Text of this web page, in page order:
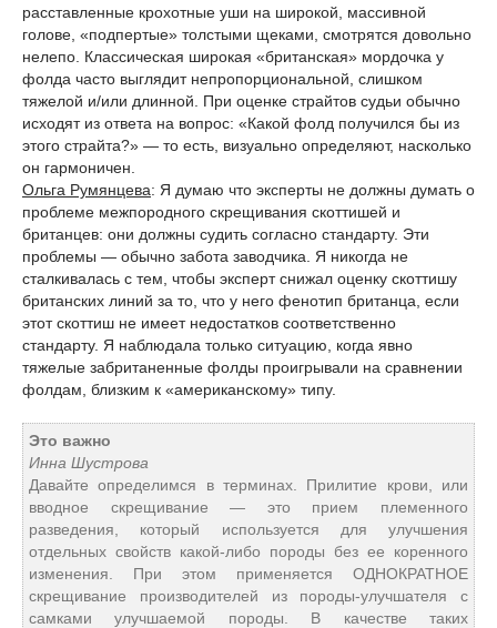
расставленные крохотные уши на широкой, массивной
голове, «подпертые» толстыми щеками, смотрятся довольно
нелепо. Классическая широкая «британская» мордочка у
фолда часто выглядит непропорциональной, слишком
тяжелой и/или длинной. При оценке страйтов судьи обычно
исходят из ответа на вопрос: «Какой фолд получился бы из
этого страйта?» — то есть, визуально определяют, насколько
он гармоничен.
Ольга Румянцева: Я думаю что эксперты не должны думать о
проблеме межпородного скрещивания скоттишей и
британцев: они должны судить согласно стандарту. Эти
проблемы — обычно забота заводчика. Я никогда не
сталкивалась с тем, чтобы эксперт снижал оценку скоттишу
британских линий за то, что у него фенотип британца, если
этот скоттиш не имеет недостатков соответственно
стандарту. Я наблюдала только ситуацию, когда явно
тяжелые забританенные фолды проигрывали на сравнении
фолдам, близким к «американскому» типу.
Это важно
Инна Шустрова
Давайте определимся в терминах. Прилитие крови, или
вводное скрещивание — это прием племенного
разведения, который используется для улучшения
отдельных свойств какой-либо породы без ее коренного
изменения. При этом применяется ОДНОКРАТНОЕ
скрещивание производителей из породы-улучшателя с
самками улучшаемой породы. В качестве таких